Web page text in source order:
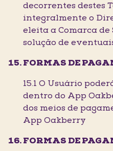
decorrentes destes
integralmente o
eleita a Comarca de
solução de
FORMAS DE
15.1 O Usuário
dentro do App
dos meios de
App Oakberry
FORMAS DE